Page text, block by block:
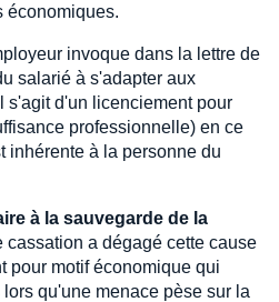
économiques.
invoque dans la lettre de
salarié à s'adapter aux
s'agit d'un licenciement pour
professionnelle) en ce
inhérente à la personne du
à la sauvegarde de la
cassation a dégagé cette cause
pour motif économique qui
qu'une menace pèse sur la